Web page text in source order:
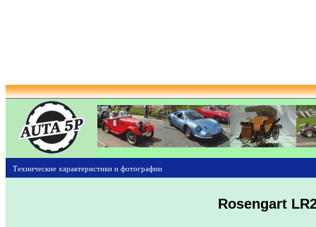
Технические характеристики и фотографии
Rosengart